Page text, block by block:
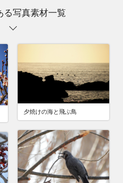
る写真素材一覧
夕焼けの海と飛ぶ鳥